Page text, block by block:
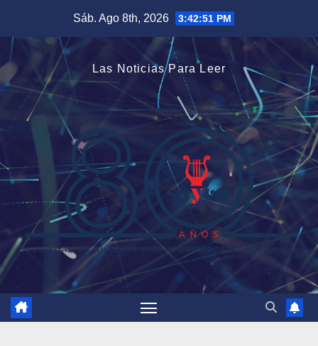
contenido
Sáb. Ago 8th, 2026 3:42:51 PM
Las Noticias Para Leer